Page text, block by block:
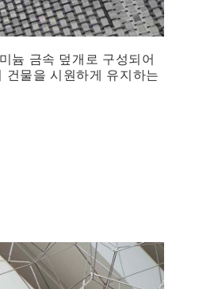
늄 금속 덮개로 구성되어
물을 시원하게 유지하는